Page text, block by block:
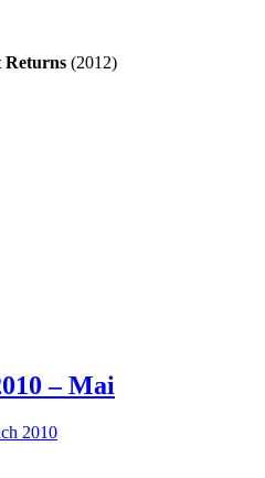
Returns (2012)
– Mai
2010